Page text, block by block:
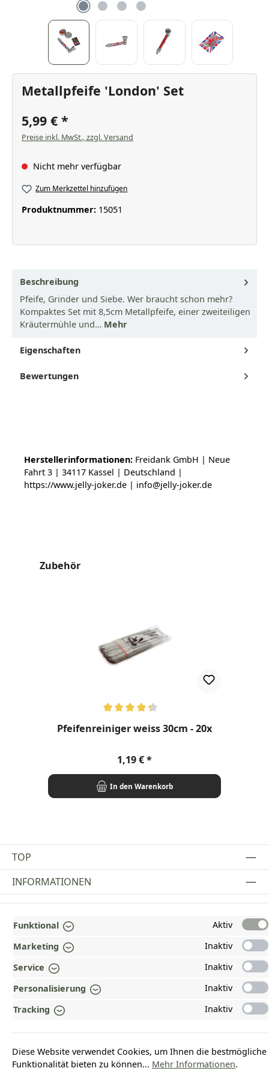
Metallpfeife 'London' Set
5,99 €
Preise inkl. MwSt., zzgl. Versand
Nicht mehr verfügbar
Zum Merkzettel hinzufügen
Produktnummer: 15051
Beschreibung
Pfeife, Grinder und Siebe. Wer braucht schon mehr?
Kompaktes Set mit 8,5cm Metallpfeife, einer zweiteiligen
Kräutermühle und… Mehr
Eigenschaften
Bewertungen
Herstellerinformationen: Freidank GmbH | Neue
Fahrt 3 | 34117 Kassel | Deutschland |
https://www.jelly-joker.de | info@jelly-joker.de
Produktgalerie überspringen
Zubehör
Pfeifenreiniger weiss 30cm - 20x
Regulärer Preis:
1,19 €
In den Warenkorb
TOP
Vertrag widerrufen
INFORMATIONEN
GESETZLICHE INFORMATIONEN
ZAHLUNGS- UND VERSANDARTEN
AUSGEZEICHNET UND ZERTIFIZIERT!
UNSERE COMMUNITIES
Funktional
Aktiv
Marketing
Inaktiv
Service
Inaktiv
Personalisierung
Inaktiv
Tracking
Inaktiv
Diese Website verwendet Cookies, um Ihnen die bestmögliche
Funktionalität bieten zu können... Mehr Informationen.